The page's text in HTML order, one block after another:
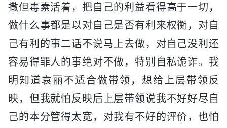
撒但毒素活着，把自己的利益看得高于一切，
做什么事都是以对自己是否有利来权衡，对自
己有利的事二话不说马上去做，对自己没利还
容易得罪人的事绝对不做，特别自私诡诈。我
明知道袁丽不适合做带领，想给上层带领反
映，但我就怕反映后上层带领说我不好好尽自
己的本分管得太宽，对我有不好的评价，也怕